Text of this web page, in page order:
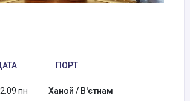
ПОРТ
пн Ханой / В'єтнам